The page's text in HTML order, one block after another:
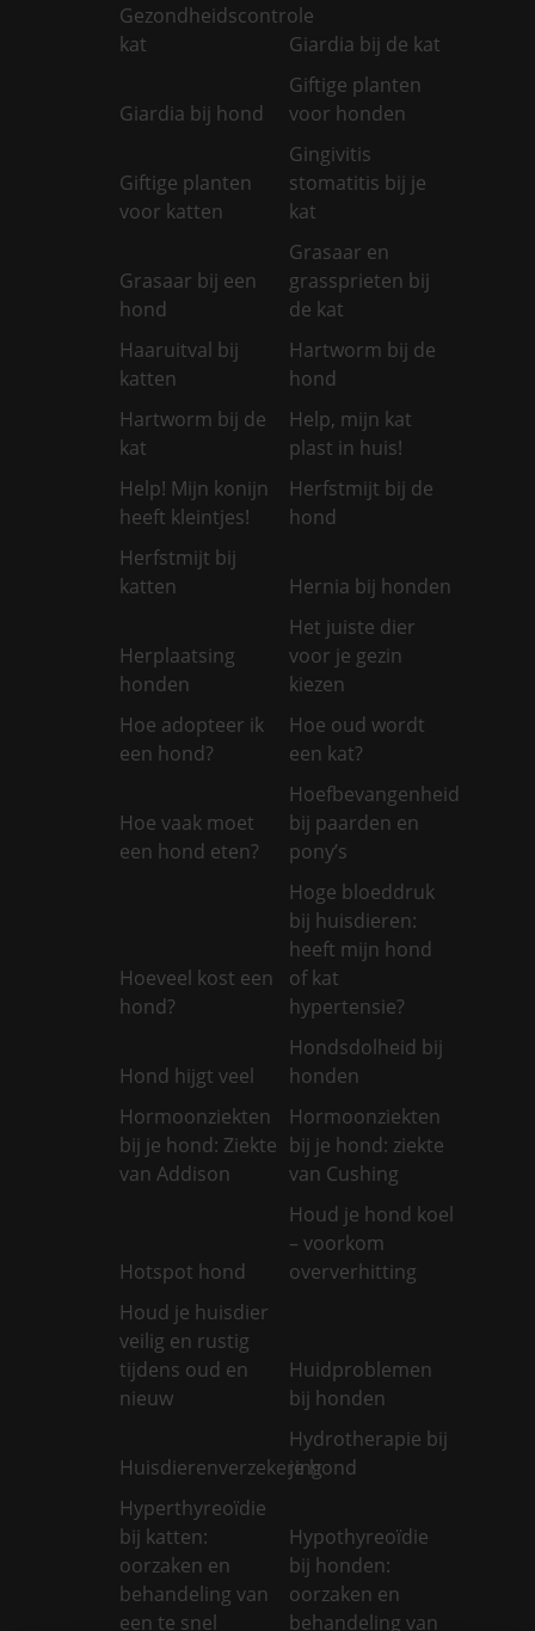
Gezondheidscontrole
kat
Giardia bij de kat
Giardia bij hond
Giftige planten
voor honden
Giftige planten
voor katten
Gingivitis
stomatitis bij je
kat
Grasaar bij een
hond
Grasaar en
grassprieten bij
de kat
Haaruitval bij
katten
Hartworm bij de
hond
Hartworm bij de
kat
Help, mijn kat
plast in huis!
Help! Mijn konijn
heeft kleintjes!
Herfstmijt bij de
hond
Herfstmijt bij
katten
Hernia bij honden
Herplaatsing
honden
Het juiste dier
voor je gezin
kiezen
Hoe adopteer ik
een hond?
Hoe oud wordt
een kat?
Hoe vaak moet
een hond eten?
Hoefbevangenheid
bij paarden en
pony’s
Hoeveel kost een
hond?
Hoge bloeddruk
bij huisdieren:
heeft mijn hond
of kat
hypertensie?
Hond hijgt veel
Hondsdolheid bij
honden
Hormoonziekten
bij je hond: Ziekte
van Addison
Hormoonziekten
bij je hond: ziekte
van Cushing
Hotspot hond
Houd je hond koel
– voorkom
oververhitting
Houd je huisdier
veilig en rustig
tijdens oud en
nieuw
Huidproblemen
bij honden
Huisdierenverzekering
Hydrotherapie bij
je hond
Hyperthyreoïdie
bij katten:
oorzaken en
behandeling van
een te snel
Hypothyreoïdie
bij honden:
oorzaken en
behandeling van